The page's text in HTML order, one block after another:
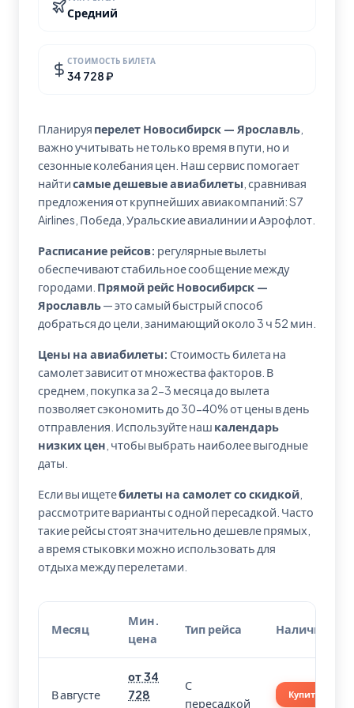
Средний
СТОИМОСТЬ БИЛЕТА
34 728 ₽
Планируя перелет Новосибирск — Ярославль
важно учитывать не только время в пути, но и
сезонные колебания цен. Наш сервис помогает
найтисамые дешевые авиабилеты , сравнивая
предложения от крупнейших авиакомпаний: S7
Airlines, Победа, Уральские авиалинии и Аэрофлот.
Расписание рейсов: регулярные вылеты
обеспечивают стабильное сообщение между
городами. Прямой рейс Новосибирск —
Ярославль— это самый быстрый способ
добраться до цели, занимающий около 3 ч 52 мин.
Цены на авиабилеты: Стоимость билета на
самолет зависит от множества факторов. В
среднем, покупка за 2-3 месяца до вылета
позволяет сэкономить до 30-40% от цены в день
отправления. Используйте наш календарь
низких цен , чтобы выбрать наиболее выгодные
даты.
Если вы ищетебилеты на самолет со скидкой
рассмотрите варианты с одной пересадкой. Часто
такие рейсы стоят значительно дешевле прямых,
а время стыковки можно использовать для
отдыха между перелетами.
Месяц
Мин.
цена
Тип рейса Наличие
В августе
от 34
728
С
пересадкой
Купить